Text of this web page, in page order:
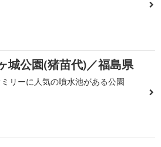
城公園(猪苗代)／福島県
リーに人気の噴水池がある公園